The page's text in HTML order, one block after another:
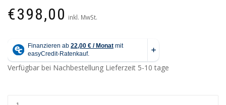
€398,00 inkl. MwSt.
Verfügbar bei Nachbestellung Lieferzeit 5-10 tage